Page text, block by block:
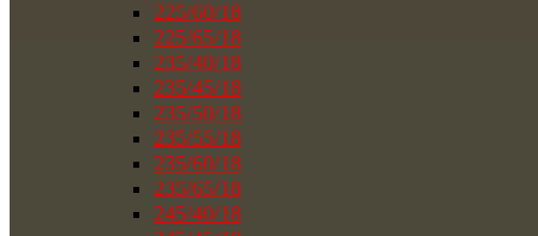
225/60/18
225/65/18
235/40/18
235/45/18
235/50/18
235/55/18
235/60/18
235/65/18
245/40/18